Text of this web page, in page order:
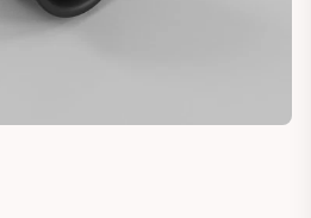
LIGHT RUBBER GROMMET
2000 PARKING LIGHT RUBBER